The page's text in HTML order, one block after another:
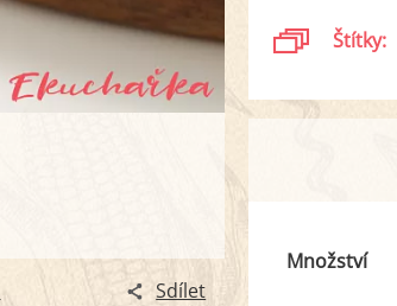
Sdílet
Štítky:
Množství